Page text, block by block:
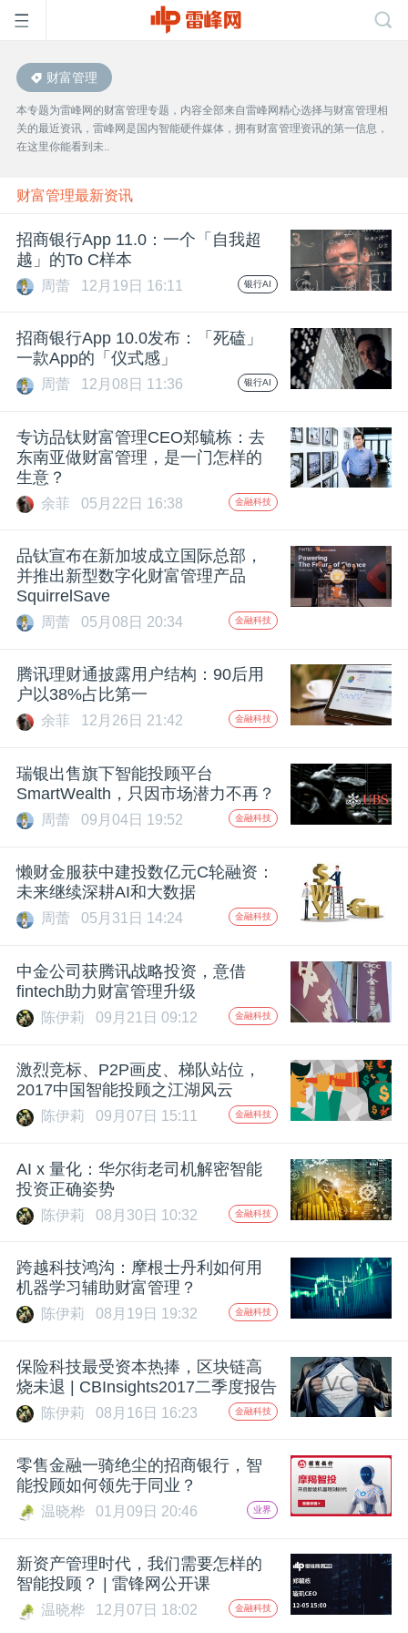
首
页
雷
峰
公
课
动
中
心
专
爱
机
财富管理
本专题为雷峰网的财富管理专题，内容全部来自雷峰网精心选择与财富管理相
关的最近资讯，雷峰网是国内智能硬件媒体，拥有财富管理资讯的第一信息，
在这里你能看到未..
财富管理最新资讯
招商银行App 11.0：一个「自我超
越」的To C样本
周蕾 12月19日 16:11 银行AI
招商银行App 10.0发布：「死磕」
一款App的「仪式感」
周蕾 12月08日 11:36 银行AI
专访品钛财富管理CEO郑毓栋：去
东南亚做财富管理，是一门怎样的
生意？
余菲 05月22日 16:38 金融科技
品钛宣布在新加坡成立国际总部，
并推出新型数字化财富管理产品
SquirrelSave
周蕾 05月08日 20:34 金融科技
腾讯理财通披露用户结构：90后用
户以38%占比第一
余菲 12月26日 21:42 金融科技
瑞银出售旗下智能投顾平台
SmartWealth，只因市场潜力不再？
周蕾 09月04日 19:52 金融科技
懒财金服获中建投数亿元C轮融资：
未来继续深耕AI和大数据
周蕾 05月31日 14:24 金融科技
中金公司获腾讯战略投资，意借
fintech助力财富管理升级
陈伊莉 09月21日 09:12 金融科技
激烈竞标、P2P画皮、梯队站位，
2017中国智能投顾之江湖风云
陈伊莉 09月07日 15:11 金融科技
AI x 量化：华尔街老司机解密智能
投资正确姿势
陈伊莉 08月30日 10:32 金融科技
跨越科技鸿沟：摩根士丹利如何用
机器学习辅助财富管理？
陈伊莉 08月19日 19:32 金融科技
保险科技最受资本热捧，区块链高
烧未退 | CBInsights2017二季度报告
陈伊莉 08月16日 16:23 金融科技
零售金融一骑绝尘的招商银行，智
能投顾如何领先于同业？
温晓桦 01月09日 20:46 业界
新资产管理时代，我们需要怎样的
智能投顾？ | 雷锋网公开课
温晓桦 12月07日 18:02 金融科技